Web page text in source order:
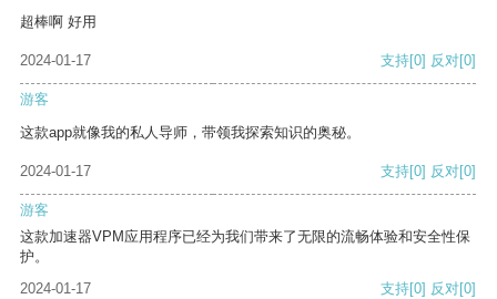
超棒啊 好用
2024-01-17 支持[0] 反对[0]
游客
这款app就像我的私人导师，带领我探索知识的奥秘。
2024-01-17 支持[0] 反对[0]
游客
这款加速器VPM应用程序已经为我们带来了无限的流畅体验和安全性保
护。
2024-01-17
支持[0] 反对[0]